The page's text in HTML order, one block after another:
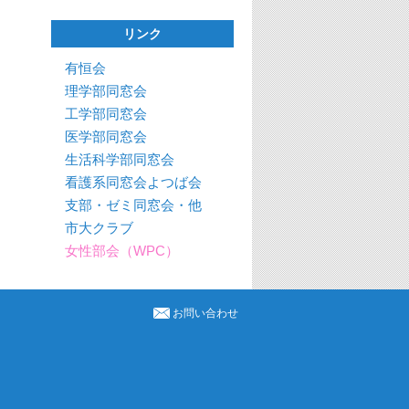
リンク
有恒会
理学部同窓会
工学部同窓会
医学部同窓会
生活科学部同窓会
看護系同窓会よつば会
支部・ゼミ同窓会・他
市大クラブ
女性部会（WPC）
お問い合わせ